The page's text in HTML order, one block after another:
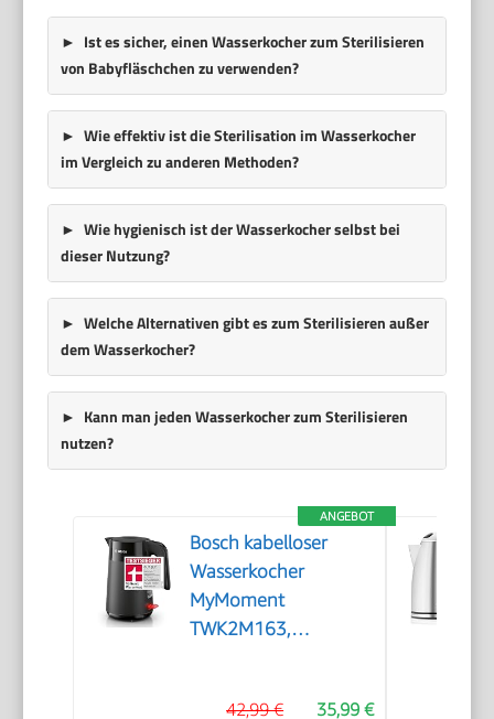
Ist es sicher, einen Wasserkocher zum Sterilisieren
von Babyfläschchen zu verwenden?
Wie effektiv ist die Sterilisation im Wasserkocher
im Vergleich zu anderen Methoden?
Wie hygienisch ist der Wasserkocher selbst bei
dieser Nutzung?
Welche Alternativen gibt es zum Sterilisieren außer
dem Wasserkocher?
Kann man jeden Wasserkocher zum Sterilisieren
nutzen?
ANGEBOT
Bosch kabelloser
Wasserkocher
MyMoment
TWK2M163,
Tassenanzeige,
35,99 €
42,99 €